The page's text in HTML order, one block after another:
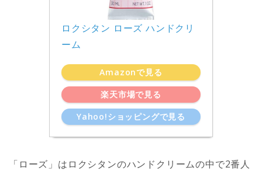
ロクシタン ローズ ハンドクリ
ーム
Amazonで見る
楽天市場で見る
Yahoo!ショッピングで見る
「ローズ」はロクシタンのハンドクリームの中で2番人